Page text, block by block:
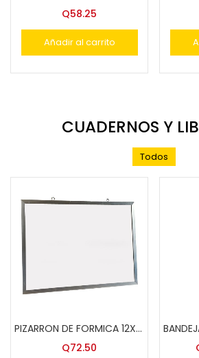
Q58.25
Añadir al carrito
CUADERNOS Y
Todos
PIZARRON DE FORMICA 12X16″
Q72.50